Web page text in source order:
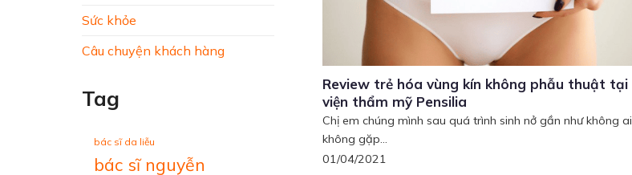
Sức khỏe
Câu chuyện khách hàng
Tag
bác sĩ da liễu
bác sĩ nguyễn
Review trẻ hóa vùng kín không phẫu thuật tại
viện thẩm mỹ Pensilia
Chị em chúng mình sau quá trình sinh nở gần như không ai
không gặp...
01/04/2021